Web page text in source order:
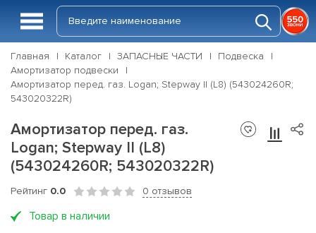
Главная Каталог ЗАПАСНЫЕ ЧАСТИ
Подвеска
Амортизатор подвески
Амортизатор перед. газ. Logan; Stepway II (L8) (543024260R;
543020322R)
Амортизатор перед. газ.
Logan; Stepway II (L8)
(543024260R; 543020322R)
Рейтинг 0.0 0 отзывов
Товар в наличии